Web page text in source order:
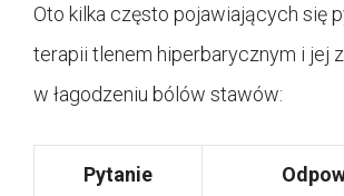
Oto kilka często pojawiających się
terapii tlenem hiperbarycznym i jej
w łagodzeniu bólów stawów:
Pytanie